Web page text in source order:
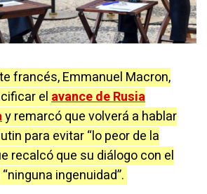
francés, Emmanuel Macron,
elavance de Rusia
y remarcó que volverá a hablar
para evitar “lo peor de la
recalcó que su diálogo con el
ingenuidad”.